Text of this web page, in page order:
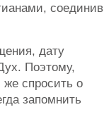
соединив
дату
Поэтому,
спросить о
запомнить